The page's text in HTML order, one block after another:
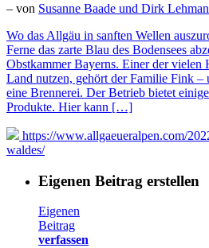
– von Susanne Baade und Dirk
Wo das Allgäu in sanften Wellen
Ferne das zarte Blau des Bodensees
Obstkammer Bayerns. Einer der vielen
Land nutzen, gehört der Familie Fink –
eine Brennerei. Der Betrieb bietet
Produkte. Hier kann […]
https://www.allgaeueralpen.com/
waldes/
Eigenen Beitrag erstellen
Eigenen
Beitrag
verfassen